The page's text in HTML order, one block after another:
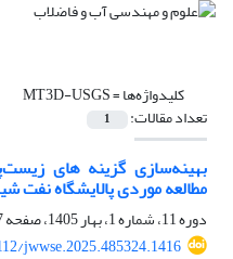
کلیدواژه‌ها =MT3D-USGS
تعداد مقالات: 1
بهینه‌سازی گزینه های
مطالعه موردی پالایشگاه نفت
دوره 11، شماره 1، بهار 1405، صفحه
jwwse.2025.485324.1416